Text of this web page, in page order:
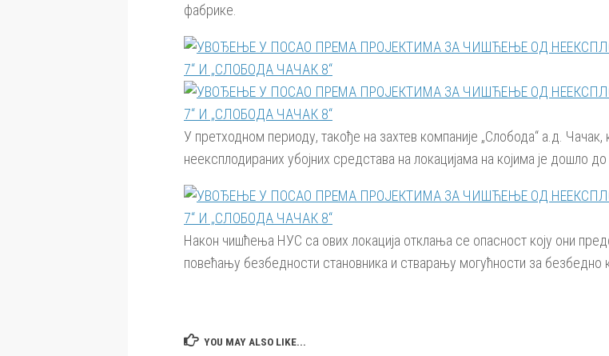
фабрике.
У претходном периоду, такође на захтев компаније „Слобода“ а.д.
неексплодираних убојних средстава на локацијама на којима је дошло
Након чишћења НУС са ових локација отклања се опасност коју они
повећању безбедности становника и стварању могућности за
YOU MAY ALSO LIKE...